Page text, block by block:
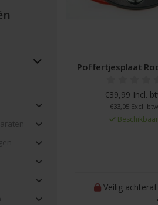
Poffertjesplaat
€39,99 Incl.
€33,05 Excl. btw
Beschikbaar
Veilig